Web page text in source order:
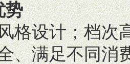
势
格设计；档次
、满足不同消